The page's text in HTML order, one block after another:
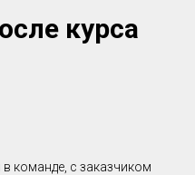
курса
команде, с заказчиком